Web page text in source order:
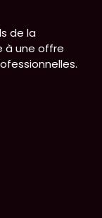
de la
à une offre